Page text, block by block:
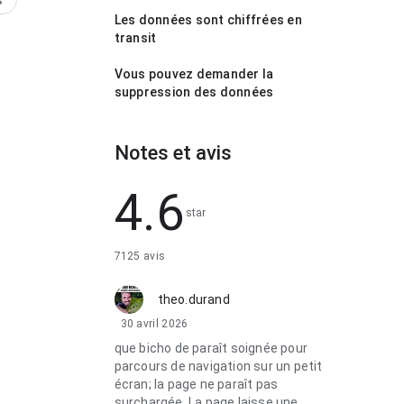
Les données sont chiffrées en
transit
Vous pouvez demander la
suppression des données
Notes et avis
4.6 star
7125 avis
theo.durand
30 avril 2026
que bicho de paraît soignée pour
parcours de navigation sur un petit
écran; la page ne paraît pas